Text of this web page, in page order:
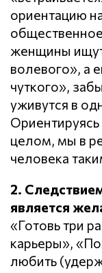
ориентацию
женщины ищут
волевого», а
чуткого»,
уживутся в
Ориентируясь
целом, мы в
человека
2.
является
«Готовь три
карьеры»,
любить